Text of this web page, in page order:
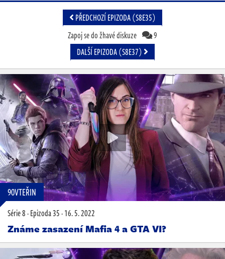
PŘEDCHOZÍ EPIZODA (S8E35)
Zapoj se do žhavé diskuze
9
DALŠÍ EPIZODA (S8E37)
90VTEŘIN
Série 8·Epizoda 35·16. 5. 2022
Známe zasazení Mafia 4 a GTA VI?